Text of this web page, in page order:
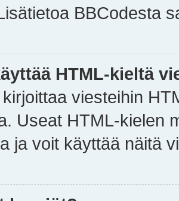
BBCodesta
HTML-kieltä
viesteihin
Useat HTML-kielen
ja voit käyttää näitä